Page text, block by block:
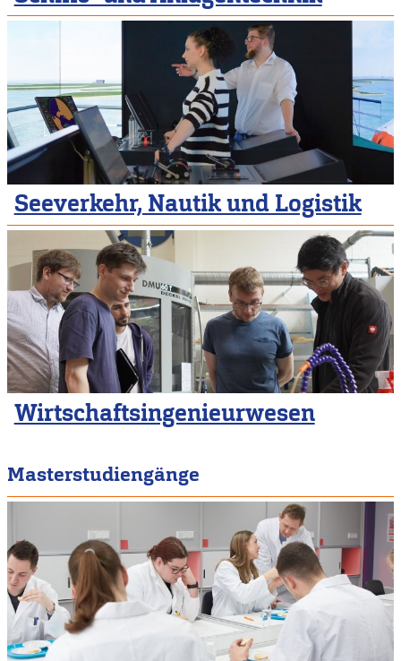
Seeverkehr, Nautik und Logistik
Wirtschaftsingenieurwesen
Masterstudiengänge